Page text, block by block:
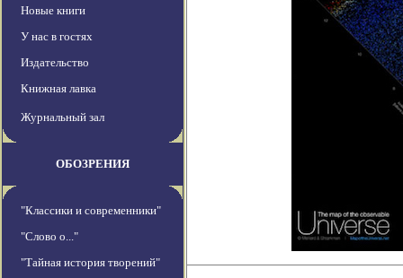
Новые книги
У нас в гостях
Издательство
Книжная лавка
Журнальный зал
ОБОЗРЕНИЯ
"Классики и современники"
"Слово о..."
"Тайная история творений"